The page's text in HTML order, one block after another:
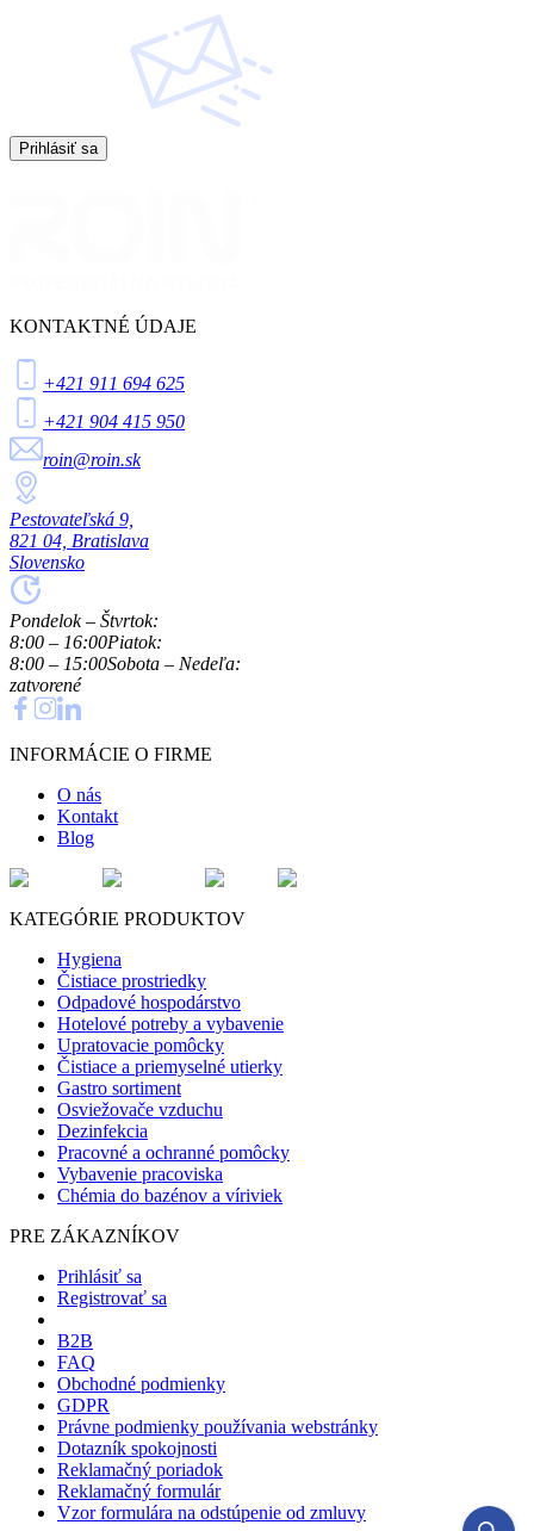
Prihlásiť sa
KONTAKTNÉ ÚDAJE
+421 911 694 625
+421 904 415 950
roin@roin.sk
Pestovateľská 9,
821 04, Bratislava
Slovensko
Pondelok – Štvrtok:
8:00 – 16:00Piatok:
8:00 – 15:00Sobota – Nedeľa:
zatvorené
INFORMÁCIE O FIRME
O nás
Kontakt
Blog
KATEGÓRIE PRODUKTOV
Hygiena
Čistiace prostriedky
Odpadové hospodárstvo
Hotelové potreby a vybavenie
Upratovacie pomôcky
Čistiace a priemyselné utierky
Gastro sortiment
Osviežovače vzduchu
Dezinfekcia
Pracovné a ochranné pomôcky
Vybavenie pracoviska
Chémia do bazénov a víriviek
PRE ZÁKAZNÍKOV
Prihlásiť sa
Registrovať sa
B2B
FAQ
Obchodné podmienky
GDPR
Právne podmienky používania webstránky
Dotazník spokojnosti
Reklamačný poriadok
Reklamačný formulár
Vzor formulára na odstúpenie od zmluvy